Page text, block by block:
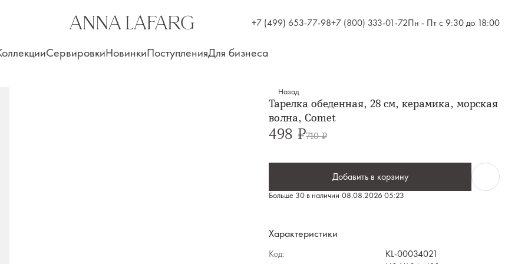
+7 (499) 653-77-98+7 (800) 333-01-72Пн - Пт с 9:30 до 18:00
СервировкиНовинкиПоступленияДля бизнеса
Назад
Тарелка обеденная, 28 см, керамика, морская
волна, Comet
498 ₽710 ₽
Больше 30 в наличии 08.08.2026 05:23
Добавить в корзину
Характеристики
Код:
KL-00034021